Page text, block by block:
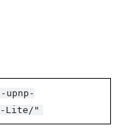
upnp-
Lite/"